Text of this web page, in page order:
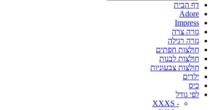
דף הבית
Adore
Impress
גזרה צרה
גזרה רגילה
חולצות חפתים
חולצות לבנות
חולצות צבעוניות
ילדים
כיס
לפי גודל
- XXXS